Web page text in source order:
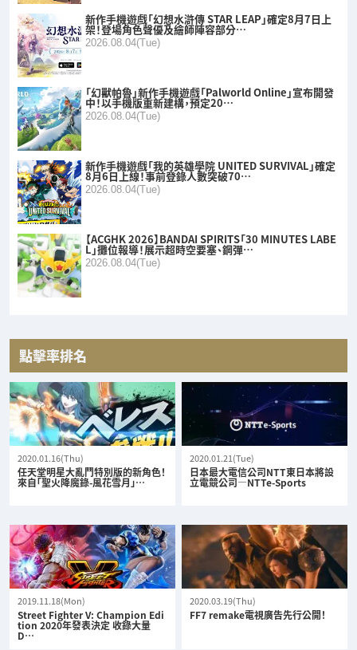
新作手機遊戲「幻想水滸傳 STAR LEAP」確定8月7日上
架！登場角色聲優及繪師陣容部分…
2026.08.04(Tue)
「幻獸帕魯」新作手機遊戲「Palworld Online」宣布開發
中！以手機版重新建構，預定20…
2026.08.04(Tue)
新作手機遊戲「我的英雄學院 UNITED SURVIVAL」確定
8月6日上線！事前登錄人數突破70…
2026.08.04(Tue)
【ACGHK 2026】BANDAI SPIRITS「30 MINUTES LABE
L」攤位報導！展示超時空要塞、鋼彈…
2026.08.04(Tue)
點擊率排名
2020.01.16(Thu)
任天堂明星大亂鬥特別版的新角色！
來自「聖火降魔錄-風花雪月」…
2020.01.21(Tue)
日本最大電信公司NTT東日本將設
立電競公司—NTTe-Sports
2019.11.18(Mon)
Street Fighter V: Champion Edi
tion 2020年發表決定 收錄大量
D…
2020.03.19(Thu)
FF7 remake電視廣告先行公開！